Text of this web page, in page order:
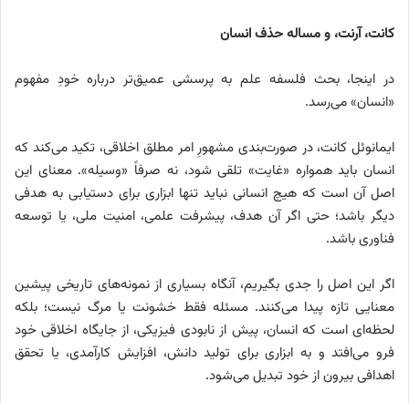
کانت، آرنت، و مساله حذف انسان
در اینجا، بحث فلسفه علم به پرسشی عمیق‌تر درباره خودِ مفهوم
«انسان» می‌رسد.
ایمانوئل کانت، در صورت‌بندی مشهورِ امر مطلق اخلاقی، تکید می‌کند که
انسان باید همواره «غایت» تلقی شود، نه صرفاً «وسیله». معنای این
اصل آن است که هیچ انسانی نباید تنها ابزاری برای دستیابی به هدفی
دیگر باشد؛ حتی اگر آن هدف، پیشرفت علمی، امنیت ملی، یا توسعه
فناوری باشد.
اگر این اصل را جدی بگیریم، آنگاه بسیاری از نمونه‌های تاریخی پیشین
معنایی تازه پیدا می‌کنند. مسئله فقط خشونت یا مرگ نیست؛ بلکه
لحظه‌ای است که انسان، پیش از نابودی فیزیکی، از جایگاه اخلاقی خود
فرو می‌افتد و به ابزاری برای تولید دانش، افزایش کارآمدی، یا تحقق
اهدافی بیرون از خود تبدیل می‌شود.